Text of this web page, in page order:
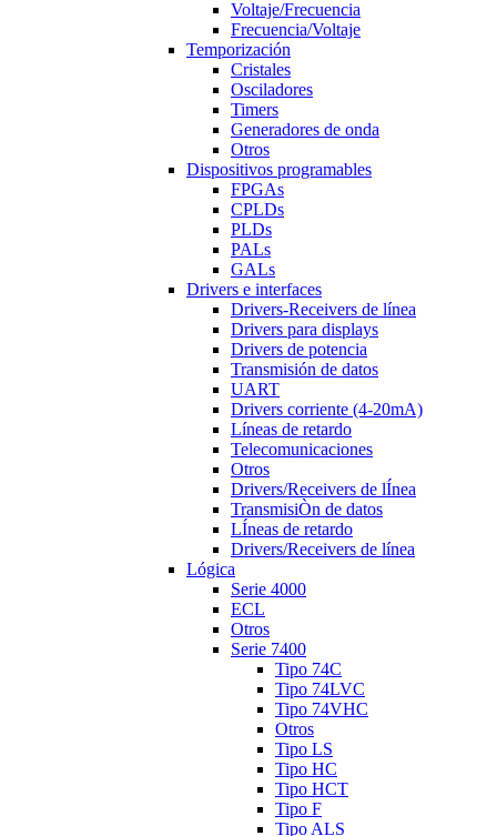
Voltaje/Frecuencia
Frecuencia/Voltaje
Temporización
Cristales
Osciladores
Timers
Generadores de onda
Otros
Dispositivos programables
FPGAs
CPLDs
PLDs
PALs
GALs
Drivers e interfaces
Drivers-Receivers de línea
Drivers para displays
Drivers de potencia
Transmisión de datos
UART
Drivers corriente (4-20mA)
Líneas de retardo
Telecomunicaciones
Otros
Drivers/Receivers de lÍnea
TransmisiÒn de datos
LÍneas de retardo
Drivers/Receivers de línea
Lógica
Serie 4000
ECL
Otros
Serie 7400
Tipo 74C
Tipo 74LVC
Tipo 74VHC
Otros
Tipo LS
Tipo HC
Tipo HCT
Tipo F
Tipo ALS